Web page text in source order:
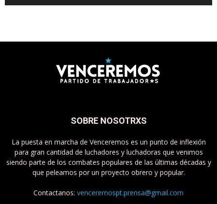
SOBRE NOSOTRXS
La puesta en marcha de Venceremos es un punto de inflexión
para gran cantidad de luchadores y luchadoras que venimos
siendo parte de los combates populares de las últimas décadas y
que peleamos por un proyecto obrero y popular.
Contactanos: venceremospt.prensa@gmail.com